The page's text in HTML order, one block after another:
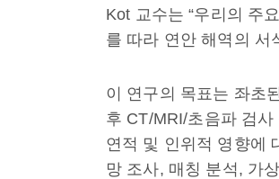
Kot 교수는 “우리의 주
를 따라 연안 해역의 서
이 연구의 목표는 좌초
후 CT/MRI/초음파 검
연적 및 인위적 영향에
망 조사, 매칭 분석, 가